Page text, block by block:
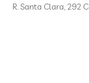
R. Santa Clara, 292